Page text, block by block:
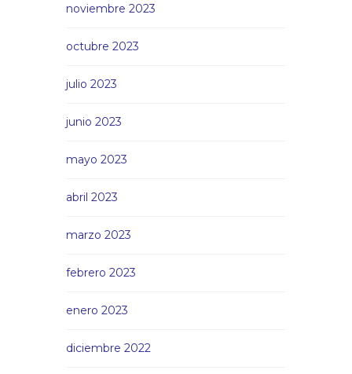
noviembre 2023
octubre 2023
julio 2023
junio 2023
mayo 2023
abril 2023
marzo 2023
febrero 2023
enero 2023
diciembre 2022